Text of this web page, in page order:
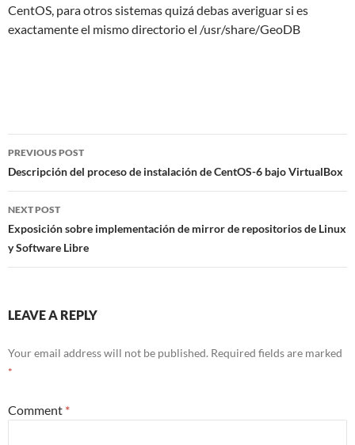
CentOS, para otros sistemas quizá debas averiguar si es
exactamente el mismo directorio el /usr/share/GeoDB
Post
navigation
PREVIOUS POST
Descripción del proceso de instalación de CentOS-6 bajo VirtualBox
NEXT POST
Exposición sobre implementación de mirror de repositorios de Linux
y Software Libre
LEAVE A REPLY
Your email address will not be published. Required fields are marked
*
Comment *